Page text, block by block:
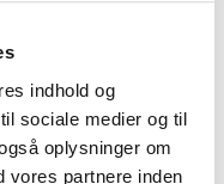
indhold og
sociale medier og til
oplysninger om
vores partnere inden
opgaver